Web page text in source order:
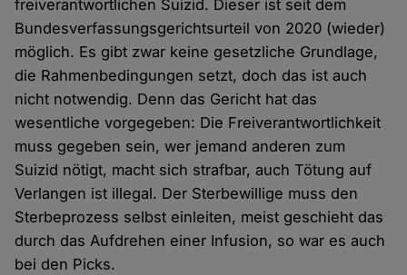
freiverantwortlichen Suizid. Dieser ist seit dem
Bundesverfassungsgerichtsurteil von 2020 (wieder)
möglich. Es gibt zwar keine gesetzliche Grundlage,
die Rahmenbedingungen setzt, doch das ist auch
nicht notwendig. Denn das Gericht hat das
wesentliche vorgegeben: Die Freiverantwortlichkeit
muss gegeben sein, wer jemand anderen zum
Suizid nötigt, macht sich strafbar, auch Tötung auf
Verlangen ist illegal. Der Sterbewillige muss den
Sterbeprozess selbst einleiten, meist geschieht das
durch das Aufdrehen einer Infusion, so war es auch
bei den Picks.